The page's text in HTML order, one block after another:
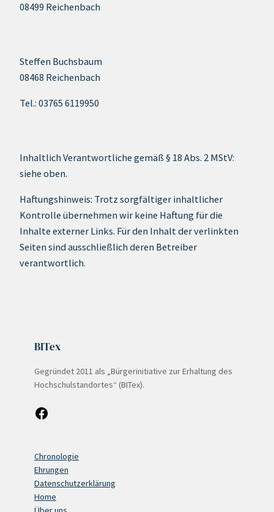
08499 Reichenbach
Steffen Buchsbaum
08468 Reichenbach
Tel.: 03765 6119950
Inhaltlich Verantwortliche gemäß § 18 Abs. 2 MStV:
siehe oben.
Haftungshinweis: Trotz sorgfältiger inhaltlicher
Kontrolle übernehmen wir keine Haftung für die
Inhalte externer Links. Für den Inhalt der verlinkten
Seiten sind ausschließlich deren Betreiber
verantwortlich.
BITex
Gegründet 2011 als „Bürgerinitiative zur Erhaltung des
Hochschulstandortes“ (BITex).
Facebook
Chronologie
Ehrungen
Datenschutzerklärung
Home